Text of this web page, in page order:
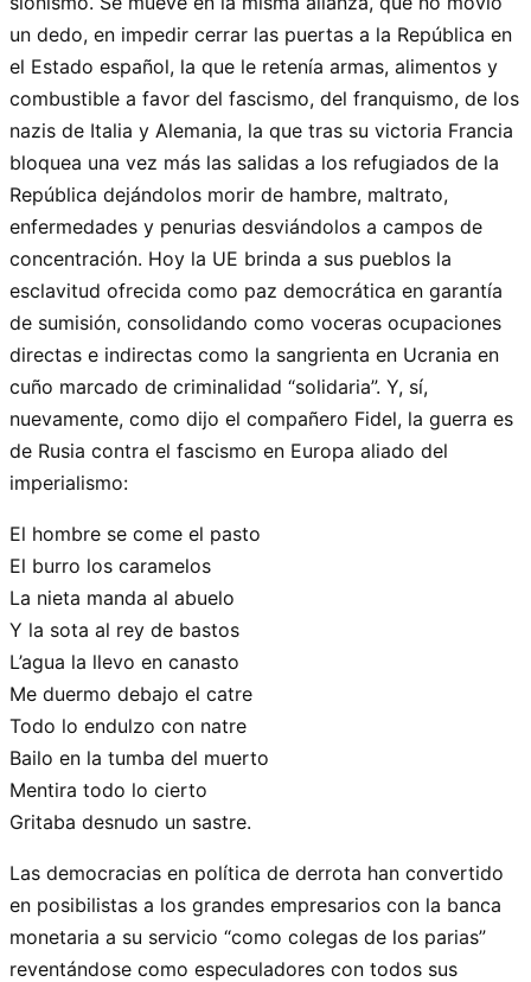
un dedo, en impedir cerrar las puertas a la República en
el Estado español, la que le retenía armas, alimentos y
combustible a favor del fascismo, del franquismo, de los
nazis de Italia y Alemania, la que tras su victoria Francia
bloquea una vez más las salidas a los refugiados de la
República dejándolos morir de hambre, maltrato,
enfermedades y penurias desviándolos a campos de
concentración. Hoy la UE brinda a sus pueblos la
esclavitud ofrecida como paz democrática en garantía
de sumisión, consolidando como voceras ocupaciones
directas e indirectas como la sangrienta en Ucrania en
cuño marcado de criminalidad “solidaria”. Y, sí,
nuevamente, como dijo el compañero Fidel, la guerra es
de Rusia contra el fascismo en Europa aliado del
imperialismo:
El hombre se come el pasto
El burro los caramelos
La nieta manda al abuelo
Y la sota al rey de bastos
L’agua la llevo en canasto
Me duermo debajo el catre
Todo lo endulzo con natre
Bailo en la tumba del muerto
Mentira todo lo cierto
Gritaba desnudo un sastre.
Las democracias en política de derrota han convertido
en posibilistas a los grandes empresarios con la banca
monetaria a su servicio “como colegas de los parias”
reventándose como especuladores con todos sus